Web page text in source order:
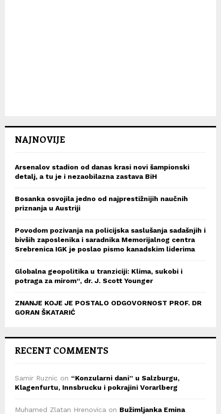
NAJNOVIJE
Arsenalov stadion od danas krasi novi šampionski
detalj, a tu je i nezaobilazna zastava BiH
Bosanka osvojila jedno od najprestižnijih naučnih
priznanja u Austriji
Povodom pozivanja na policijska saslušanja sadašnjih i
bivših zaposlenika i saradnika Memorijalnog centra
Srebrenica IGK je poslao pismo kanadskim liderima
Globalna geopolitika u tranziciji: Klima, sukobi i
potraga za mirom“, dr. J. Scott Younger
ZNANJE KOJE JE POSTALO ODGOVORNOST PROF. DR
GORAN ŠKATARIĆ
RECENT COMMENTS
Samir Ruznic on “Konzularni dani” u Salzburgu,
Klagenfurtu, Innsbrucku i pokrajini Vorarlberg
Muhamed Zlatan Hrenovica on Bužimljanka Emina